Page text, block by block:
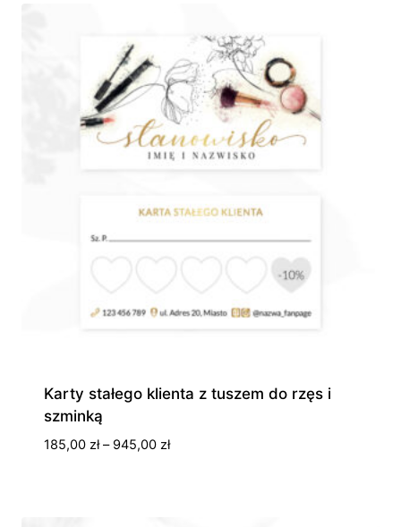
490,00 zł
Karty stałego klienta z tuszem do rzęs i
szminką
185,00 zł – 945,00 złZakres